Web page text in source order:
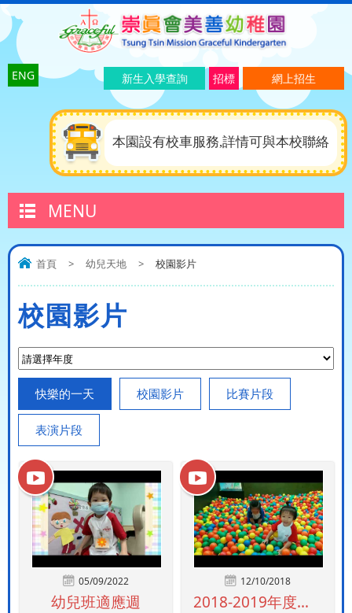
ENG 網上招生
招標
新生入學查詢
本園設有校車服務,詳情可與本校聯絡
MENU
首頁 > 幼兒天地 > 校園影片
校園影片
快樂的一天 校園影片 比賽片段
表演片段
05/09/2022
幼兒班適應週
12/10/2018
2018-2019年度上午及全日幼兒班...